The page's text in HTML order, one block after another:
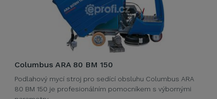
Columbus ARA 80 BM 150
Podlahový mycí stroj pro sedící obsluhu Columbus ARA
80 BM 150 je profesionálním pomocníkem s výbornými